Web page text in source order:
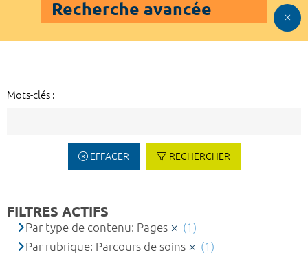
Recherche avancée
Mots-clés :
EFFACER RECHERCHER
FILTRES ACTIFS
Par type de contenu: Pages
(1)
Par rubrique: Parcours de soins
(1)